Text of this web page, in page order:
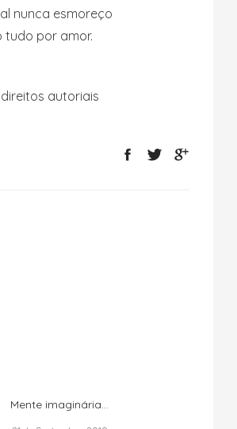
nunca esmoreço
tudo por amor.
autoriais
Mente imaginária...